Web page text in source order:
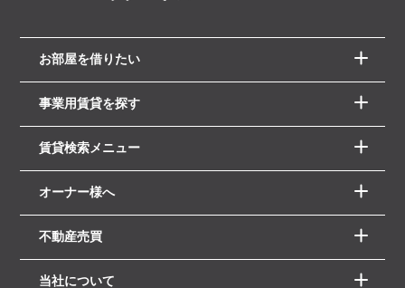
お部屋を借りたい
事業用賃貸を探す
賃貸検索メニュー
オーナー様へ
不動産売買
当社について